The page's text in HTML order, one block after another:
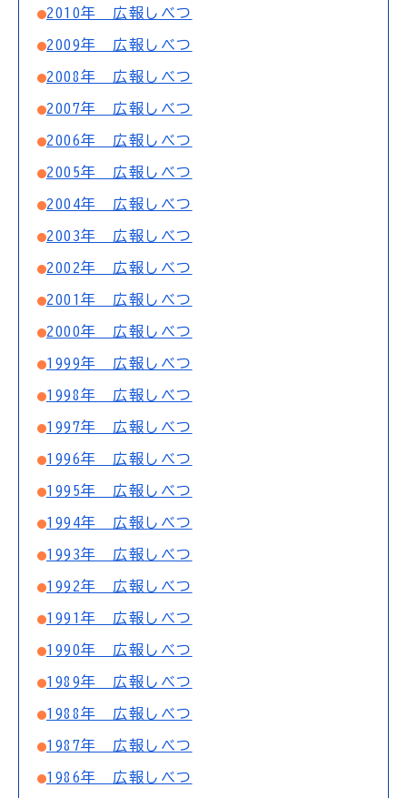
2010年 広報しべつ
2009年 広報しべつ
2008年 広報しべつ
2007年 広報しべつ
2006年 広報しべつ
2005年 広報しべつ
2004年 広報しべつ
2003年 広報しべつ
2002年 広報しべつ
2001年 広報しべつ
2000年 広報しべつ
1999年 広報しべつ
1998年 広報しべつ
1997年 広報しべつ
1996年 広報しべつ
1995年 広報しべつ
1994年 広報しべつ
1993年 広報しべつ
1992年 広報しべつ
1991年 広報しべつ
1990年 広報しべつ
1989年 広報しべつ
1988年 広報しべつ
1987年 広報しべつ
1986年 広報しべつ